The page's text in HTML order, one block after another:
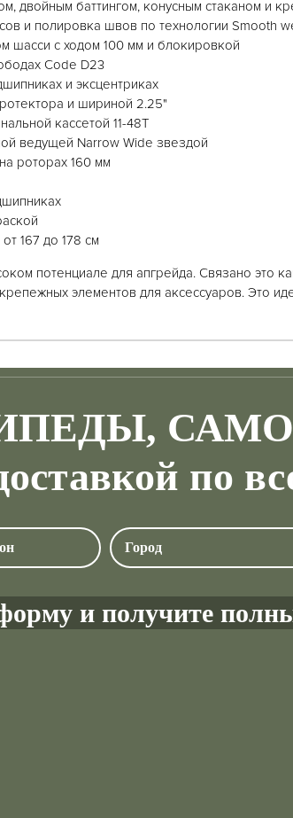
двойным баттингом, конусным стаканом и
и полировка швов по технологии Smooth
шасси с ходом 100 мм и блокировкой
Code D23
и эксцентриках
и шириной 2.25"
кассетой 11-48Т
ведущей Narrow Wide звездой
роторах 160 мм
167 до 178 см
потенциале для апгрейда. Связано
элементов для аксессуаров. Это
по
и получите